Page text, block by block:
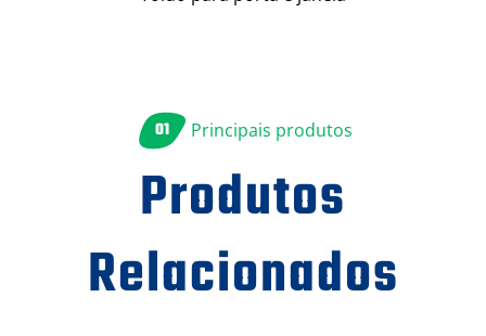
01 Principais produtos
Produtos
Relacionados